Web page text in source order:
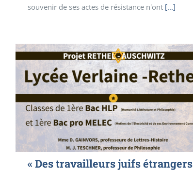
souvenir de ses actes de résistance n'ont [...]
« Des travailleurs juifs étrangers